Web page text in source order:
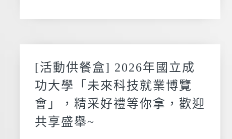
[活動供餐盒] 2026年國立成
功大學「未來科技就業博覽
會」，精采好禮等你拿，歡迎
共享盛舉~